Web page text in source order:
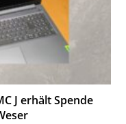
J erhält Spende